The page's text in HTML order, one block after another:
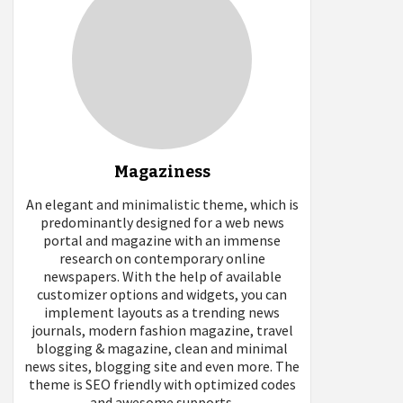
Magaziness
An elegant and minimalistic theme, which is
predominantly designed for a web news
portal and magazine with an immense
research on contemporary online
newspapers. With the help of available
customizer options and widgets, you can
implement layouts as a trending news
journals, modern fashion magazine, travel
blogging & magazine, clean and minimal
news sites, blogging site and even more. The
theme is SEO friendly with optimized codes